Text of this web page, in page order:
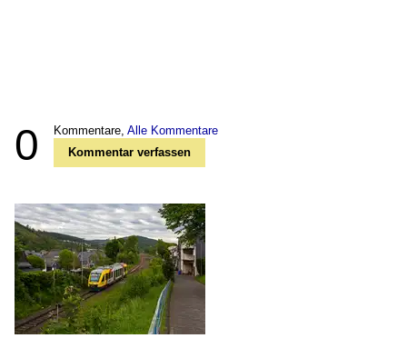
0 Kommentare, Alle Kommentare
Kommentar verfassen